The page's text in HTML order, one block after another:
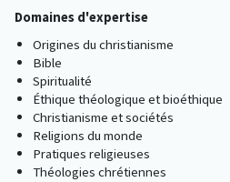
Domaines d'expertise
Origines du christianisme
Bible
Spiritualité
Éthique théologique et bioéthique
Christianisme et sociétés
Religions du monde
Pratiques religieuses
Théologies chrétiennes